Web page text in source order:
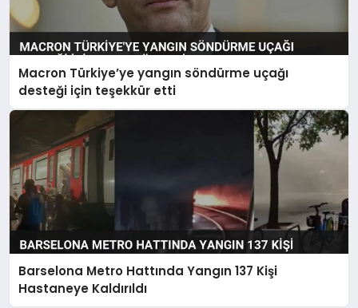
Macron Türkiye’ye yangın söndürme uçağı
desteği için teşekkür etti
Barselona Metro Hattında Yangın 137 Kişi
Hastaneye Kaldırıldı